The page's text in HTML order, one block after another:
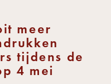
meer
tijdens de
4 mei